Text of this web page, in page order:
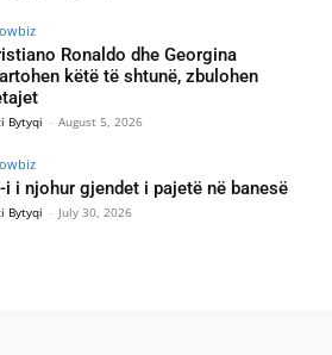
Ronaldo dhe Georgina
këtë të shtunë, zbulohen
Bytyqi - August 5, 2026
i i njohur gjendet i pajetë në banesë
Bytyqi - July 30, 2026